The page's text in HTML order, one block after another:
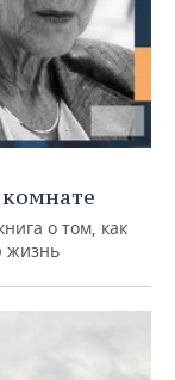
о том, как
жизнь